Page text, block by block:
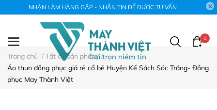
NHẬN LÀM HÀNG GẤP - NHẮN TIN ĐỂ ĐƯỢC TƯ VẤN
0
Trang chủ / Tất cả sản phẩm /
Áo thun đồng phục giá rẻ cổ bẻ Huyện Kế Sách Sóc Trăng- Đồng
phục May Thành Việt